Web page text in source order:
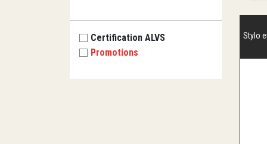
Certification ALVS
Promotions
Stylo